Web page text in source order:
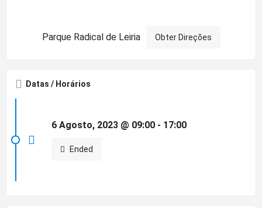
Parque Radical de Leiria Obter Direções
Datas / Horários
6 Agosto, 2023 @ 09:00 - 17:00
Ended